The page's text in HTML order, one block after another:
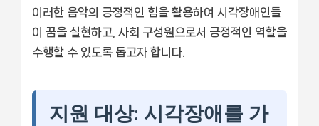
이러한 음악의 긍정적인 힘을 활용하여 시각장애인들
이 꿈을 실현하고, 사회 구성원으로서 긍정적인 역할을
수행할 수 있도록 돕고자 합니다.
지원 대상: 시각장애를 가